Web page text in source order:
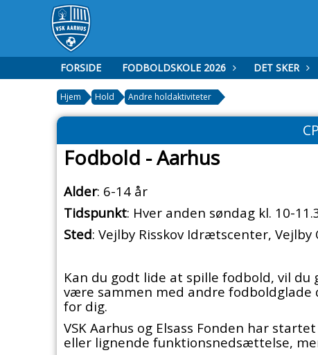
FORSIDE FODBOLDSKOLE 2026 DET SKER
Hjem Hold Andre holdaktiviteter
Fodbold - Aarhus
Alder: 6-14 år
Tidspunkt: Hver anden søndag kl. 10-
Sted: Vejlby Risskov Idrætscenter, Vejlby
Kan du godt lide at spille fodbold, vil
være sammen med andre
for dig.
VSK Aarhus og Elsass Fonden har
eller lignende funktionsnedsættelse,